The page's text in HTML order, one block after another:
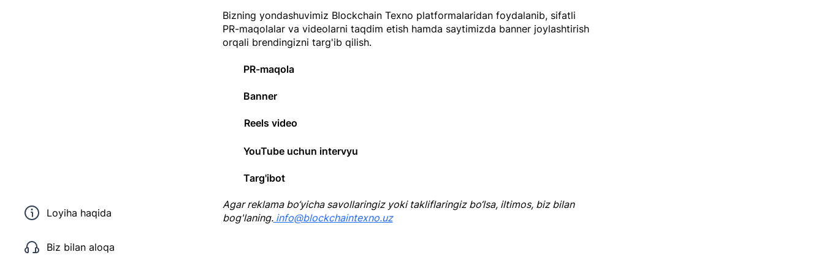
Bizning yondashuvimiz Blockchain Texno platformalaridan foydalanib, sifatli
PR-maqolalar va videolarni taqdim etish hamda saytimizda banner joylashtirish
orqali brendingizni targ'ib qilish.​
PR-maqola
Banner
Reels video
YouTube uchun intervyu
Targ'ibot
Agar reklama bo‘yicha savollaringiz yoki takliflaringiz bo‘lsa, iltimos, biz bilan
bog'laning.info@blockchaintexno.uz
Loyiha haqida
Biz bilan aloqa